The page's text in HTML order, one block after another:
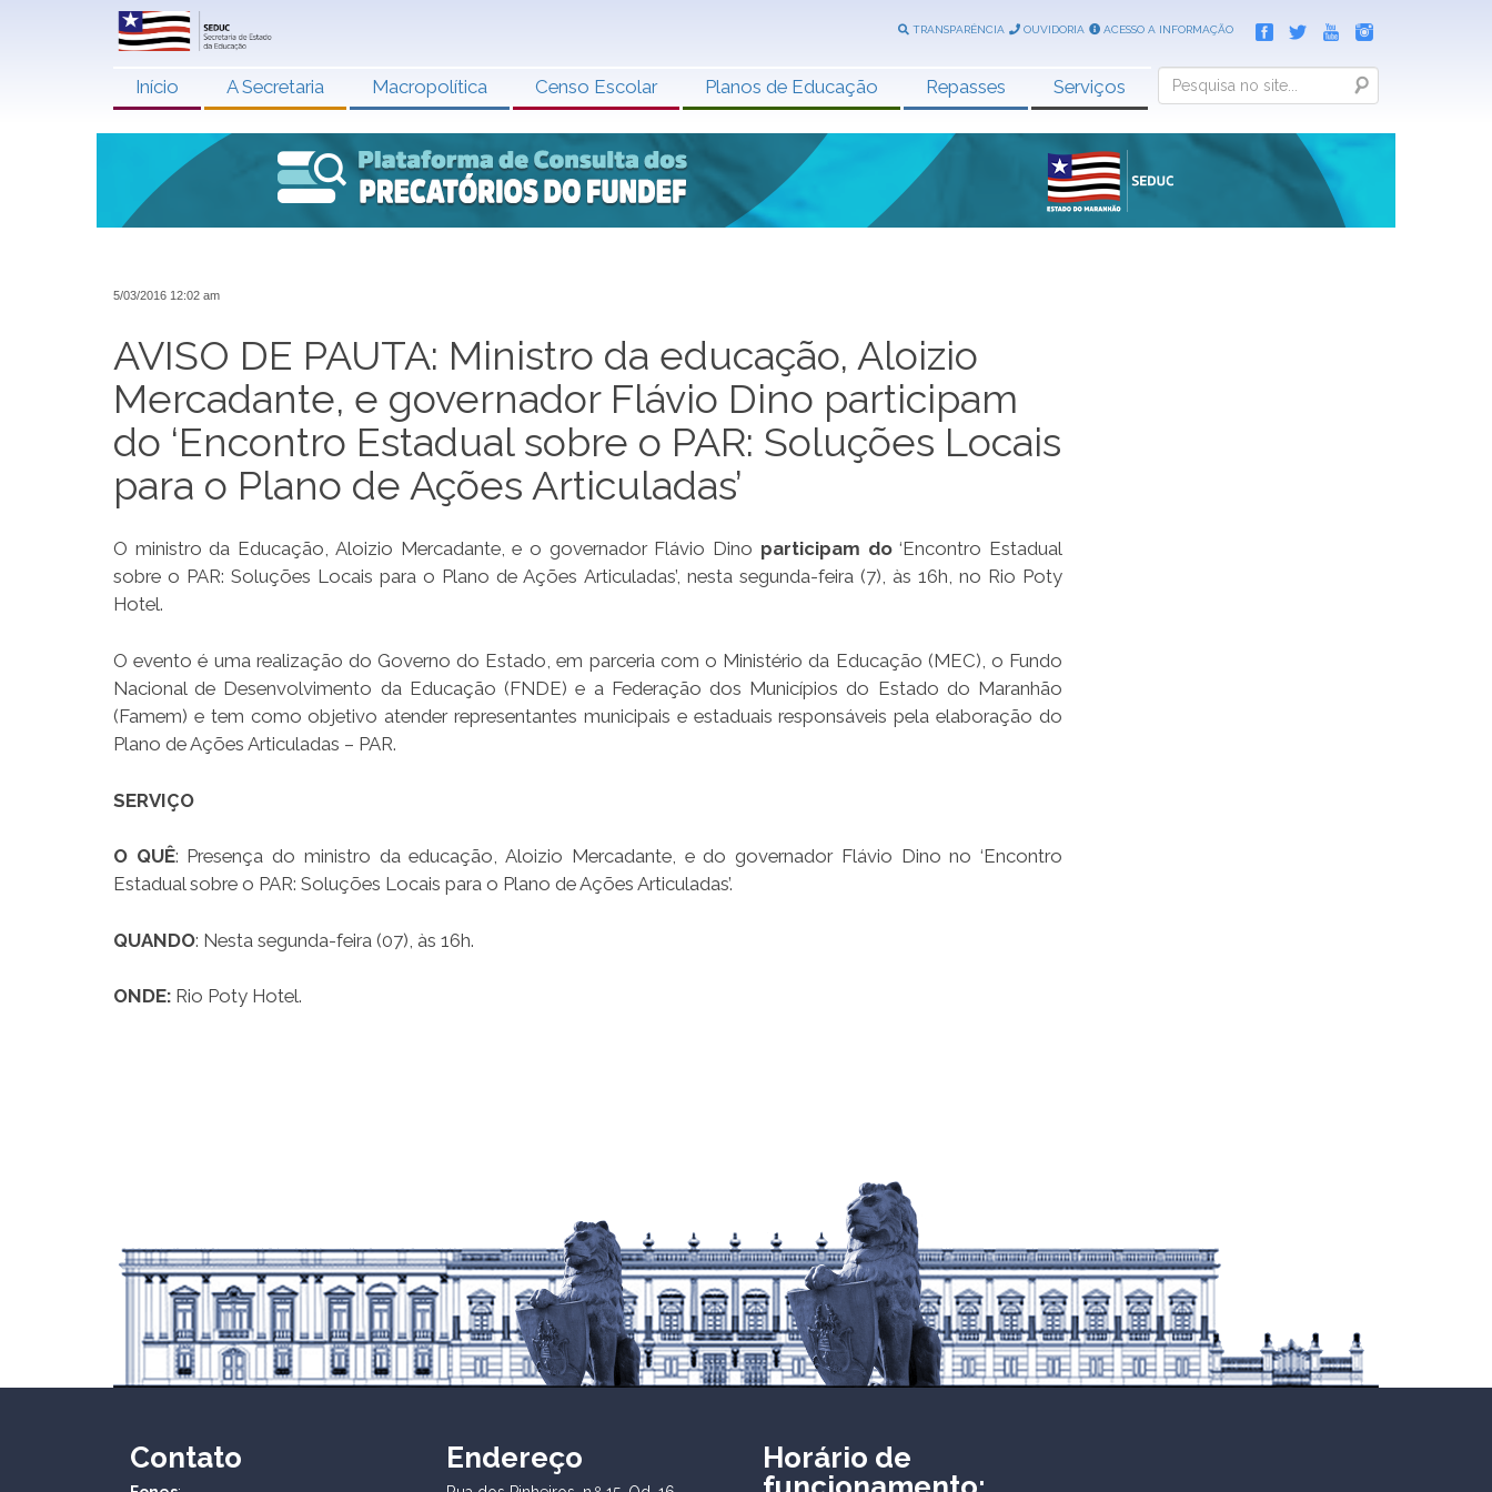
TRANSPARÊNCIA OUVIDORIA ACESSO A INFORMAÇÃO
Início A Secretaria Macropolítica Censo Escolar Planos de Educação Repasses Serviços Search
5/03/2016 12:02 am
AVISO DE PAUTA: Ministro da educação, Aloizio
Mercadante, e governador Flávio Dino participam
do ‘Encontro Estadual sobre o PAR: Soluções Locais
para o Plano de Ações Articuladas’
O ministro da Educação, Aloizio Mercadante, e o governador Flávio Dino participam do‘Encontro Estadual
sobre o PAR: Soluções Locais para o Plano de Ações Articuladas’, nesta segunda-feira (7), às 16h, no Rio Poty
Hotel.
O evento é uma realização do Governo do Estado, em parceria com o Ministério da Educação (MEC), o Fundo
Nacional de Desenvolvimento da Educação (FNDE) e a Federação dos Municípios do Estado do Maranhão
(Famem) e tem como objetivo atender representantes municipais e estaduais responsáveis pela elaboração do
Plano de Ações Articuladas – PAR.
SERVIÇO
O QUÊ: Presença do ministro da educação, Aloizio Mercadante, e do governador Flávio Dino no ‘Encontro
Estadual sobre o PAR: Soluções Locais para o Plano de Ações Articuladas’.
QUANDO: Nesta segunda-feira (07), às 16h.
ONDE: Rio Poty Hotel.
Contato Endereço
Horário de